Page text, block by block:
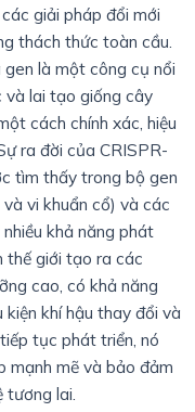
giải pháp đổi mới
thách thức toàn cầu.
là một công cụ nổi
và lai tạo giống cây
cách chính xác, hiệu
ra đời của CRISPR-
tìm thấy trong bộ gen
vi khuẩn cổ) và các
khả năng phát
thế giới tạo ra các
cao, có khả năng
khí hậu thay đổi và
tục phát triển, nó
mạnh mẽ và bảo đảm
tương lai.